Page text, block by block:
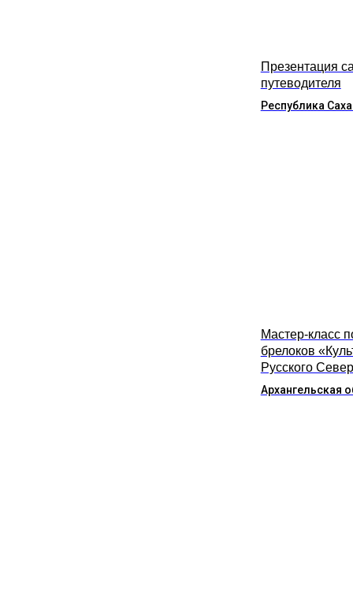
Презентация
путеводителя
Республика
Мастер-класс
брелоков
Русского
Архангельская